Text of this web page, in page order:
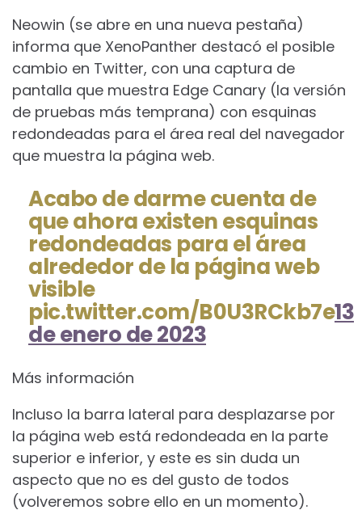
Neowin (se abre en una nueva pestaña)
informa que XenoPanther destacó el posible
cambio en Twitter, con una captura de
pantalla que muestra Edge Canary (la versión
de pruebas más temprana) con esquinas
redondeadas para el área real del navegador
que muestra la página web.
Acabo de darme cuenta de
que ahora existen esquinas
redondeadas para el área
alrededor de la página web
visible
pic.twitter.com/B0U3RCkb7e13
de enero de 2023
Más información
Incluso la barra lateral para desplazarse por
la página web está redondeada en la parte
superior e inferior, y este es sin duda un
aspecto que no es del gusto de todos
(volveremos sobre ello en un momento).